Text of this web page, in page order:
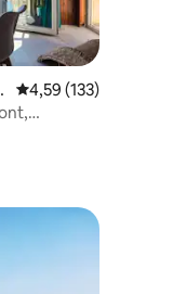
4,59 de uma avaliação
4,59 (133)